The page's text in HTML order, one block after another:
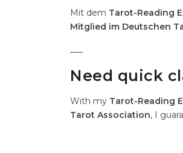
Mit dem Tarot-Reading
Mitglied im Deutschen
Need quick
With my Tarot-Reading
Tarot Association, I